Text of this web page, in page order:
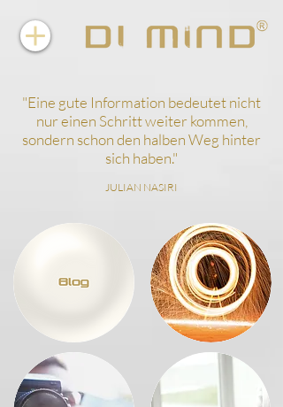
"Eine gute Information bedeutet nicht
nur einen Schritt weiter kommen,
sondern schon den halben Weg hinter
sich haben."
JULIAN NASIRI